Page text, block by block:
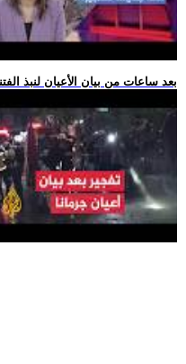
.. بعد ساعات من بيان الأعيان لنبذ